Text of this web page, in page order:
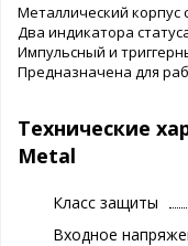
Металлический корпус
Два индикатора
Импульсный и
Предназначена для
Технические
Metal
Класс защиты
Входное